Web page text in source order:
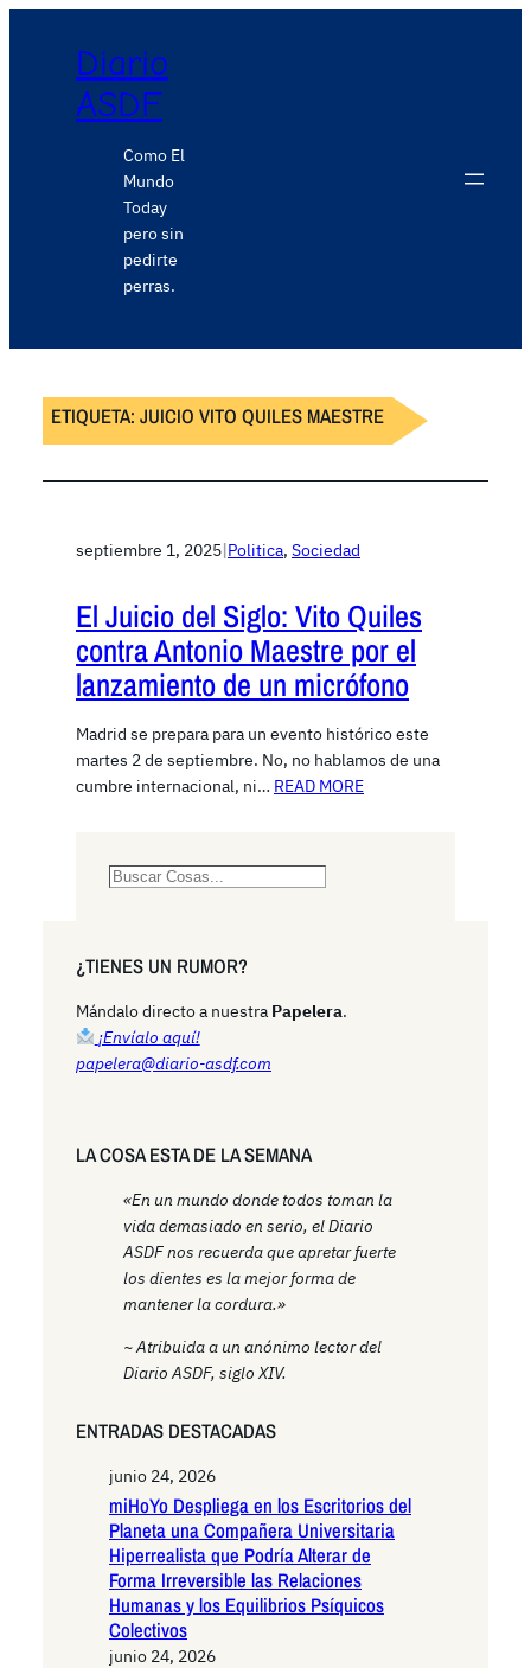
Diario
ASDF
Como El
Mundo
Today
pero sin
pedirte
perras.
ETIQUETA:JUICIO VITO QUILES MAESTRE
septiembre 1, 2025|Politica, Sociedad
El Juicio del Siglo: Vito Quiles
contra Antonio Maestre por el
lanzamiento de un micrófono
Madrid se prepara para un evento histórico este
martes 2 de septiembre. No, no hablamos de una
cumbre internacional, ni… READ MORE
S
r
h
¿TIENES UN RUMOR?
Mándalo directo a nuestra Papelera.
¡Envíalo aquí!
papelera@diario-asdf.com
LA COSA ESTA DE LA SEMANA
«En un mundo donde todos toman la
vida demasiado en serio, el Diario
ASDF nos recuerda que apretar fuerte
los dientes es la mejor forma de
mantener la cordura.»
~ Atribuida a un anónimo lector del
Diario ASDF, siglo XIV.
ENTRADAS DESTACADAS
junio 24, 2026
miHoYo Despliega en los Escritorios del
Planeta una Compañera Universitaria
Hiperrealista que Podría Alterar de
Forma Irreversible las Relaciones
Humanas y los Equilibrios Psíquicos
Colectivos
junio 24, 2026